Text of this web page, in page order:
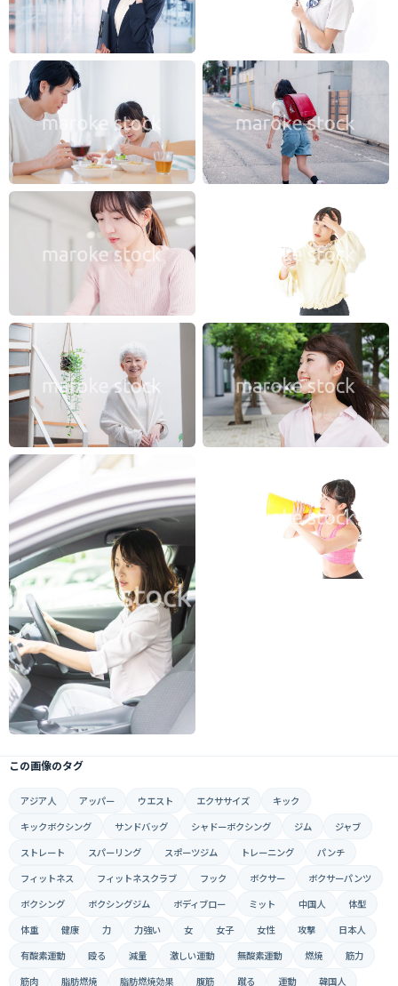
この画像のタグ
アジア人 アッパー ウエスト エクササイズ
キック
キックボクシング
サンドバッグ シャドーボクシング ジム
ジャブ
ストレート
スパーリング スポーツジム トレーニング
パンチ
フィットネス
フィットネスクラブ フック ボクサー
ボクサーパンツ
ボクシング
ボクシングジム ボディブロー ミット 中国人
体型
体重
健康 力 力強い 女 女子 女性 攻撃
日本人
有酸素運動
殴る 減量 激しい運動 無酸素運動 燃焼
筋力
筋肉
脂肪燃焼 脂肪燃焼効果 腹筋 蹴る 運動 韓国人